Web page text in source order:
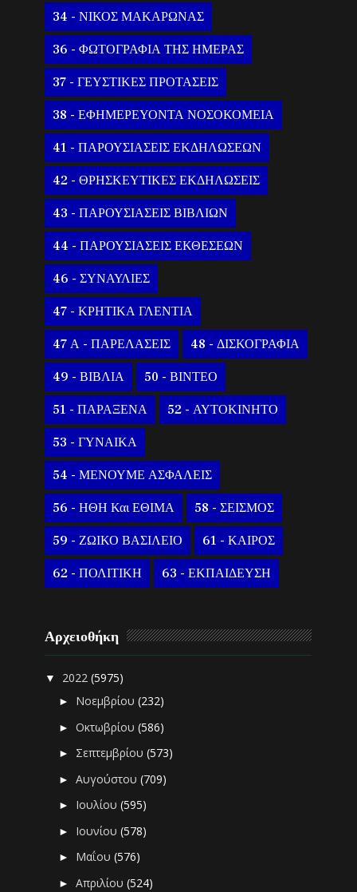
34 - ΝΙΚΟΣ ΜΑΚΑΡΩΝΑΣ
36 - ΦΩΤΟΓΡΑΦΙΑ ΤΗΣ ΗΜΕΡΑΣ
37 - ΓΕΥΣΤΙΚΕΣ ΠΡΟΤΑΣΕΙΣ
38 - ΕΦΗΜΕΡΕΥΟΝΤΑ ΝΟΣΟΚΟΜΕΙΑ
41 - ΠΑΡΟΥΣΙΑΣΕΙΣ ΕΚΔΗΛΩΣΕΩΝ
42 - ΘΡΗΣΚΕΥΤΙΚΕΣ ΕΚΔΗΛΩΣΕΙΣ
43 - ΠΑΡΟΥΣΙΑΣΕΙΣ ΒΙΒΛΙΩΝ
44 - ΠΑΡΟΥΣΙΑΣΕΙΣ ΕΚΘΕΣΕΩΝ
46 - ΣΥΝΑΥΛΙΕΣ
47 - ΚΡΗΤΙΚΑ ΓΛΕΝΤΙΑ
47 Α - ΠΑΡΕΛΑΣΕΙΣ 48 - ΔΙΣΚΟΓΡΑΦΙΑ
49 - ΒΙΒΛΙΑ 50 - ΒΙΝΤΕΟ
51 - ΠΑΡΑΞΕΝΑ 52 - ΑΥΤΟΚΙΝΗΤΟ
53 - ΓΥΝΑΙΚΑ
54 - ΜΕΝΟΥΜΕ ΑΣΦΑΛΕΙΣ
56 - ΗΘΗ Και ΕΘΙΜΑ 58 - ΣΕΙΣΜΟΣ
59 - ΖΩΙΚΟ ΒΑΣΙΛΕΙΟ 61 - ΚΑΙΡΟΣ
62 - ΠΟΛΙΤΙΚΗ 63 - ΕΚΠΑΙΔΕΥΣΗ
Αρχειοθήκη
▼ 2022(5975)
► Νοεμβρίου(232)
►Οκτωβρίου(586)
► Σεπτεμβρίου(573)
►Αυγούστου(709)
► Ιουλίου(595)
► Ιουνίου(578)
► Μαΐου(576)
►Απριλίου(524)